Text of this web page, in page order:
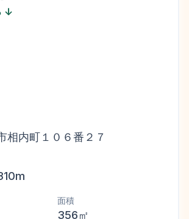
↓
相内町１０６番２７
面積
356㎡